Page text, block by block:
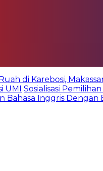
di Karebosi,
UMI Sosialisasi
Bahasa Inggris